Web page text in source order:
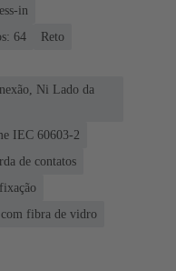
in
64
Reto
Ni Lado da
IEC 60603-2
de contatos
com fibra de vidro